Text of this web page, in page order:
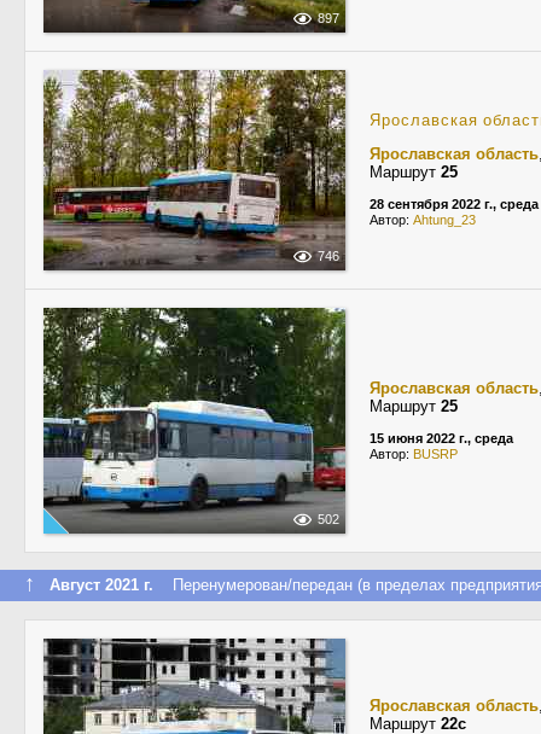
897
746
Ярославская
Ярославская область
Маршрут 25
28 сентября 2022 г., среда
Автор: Ahtung_23
502
Ярославская область
Маршрут 25
15 июня 2022 г., среда
Автор: BUSRP
↑ Август 2021 г. Перенумерован/передан (в пределах
Ярославская область
Маршрут 22с